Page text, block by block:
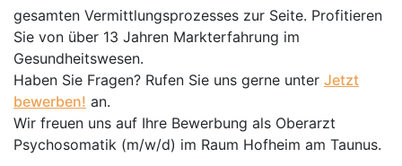
gesamten Vermittlungsprozesses zur Seite. Profitieren
Sie von über 13 Jahren Markterfahrung im
Gesundheitswesen.
Haben Sie Fragen? Rufen Sie uns gerne unter Jetzt
bewerben! an.
Wir freuen uns auf Ihre Bewerbung als Oberarzt
Psychosomatik (m/w/d) im Raum Hofheim am Taunus.